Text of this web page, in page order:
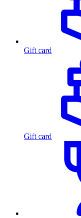
Gift card
Gift card